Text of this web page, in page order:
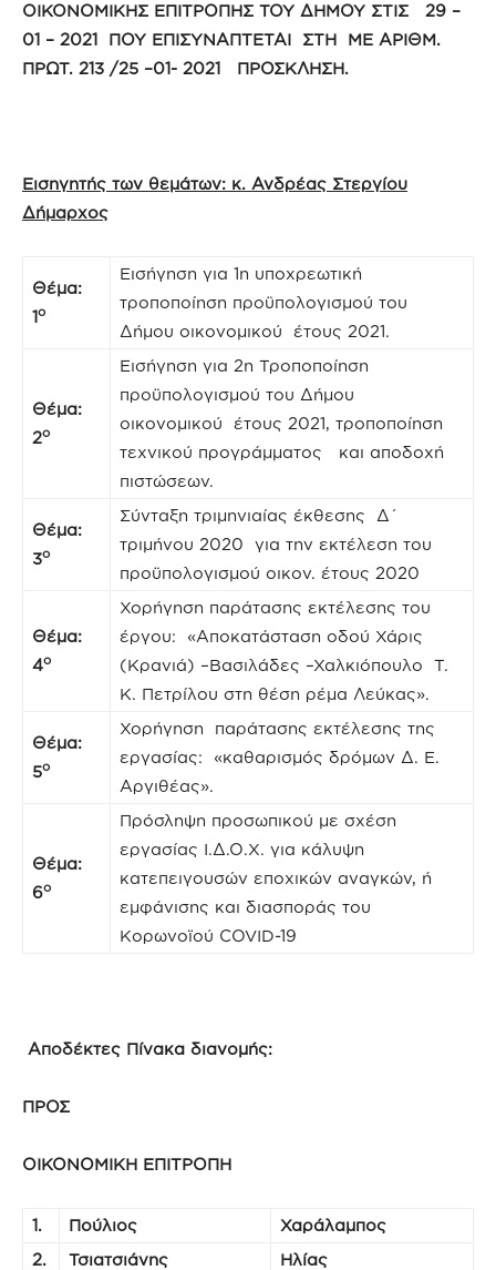
ΟΙΚΟΝΟΜΙΚΗΣ ΕΠΙΤΡΟΠΗΣ ΤΟΥ ΔΗΜΟΥ ΣΤΙΣ 29 –
01 – 2021 ΠΟΥ ΕΠΙΣΥΝΑΠΤΕΤΑΙ ΣΤΗ ΜΕ ΑΡΙΘΜ.
ΠΡΩΤ. 213 /25 –01- 2021 ΠΡΟΣΚΛΗΣΗ.
Εισηγητής των θεμάτων: κ. Ανδρέας Στεργίου
Δήμαρχος
Θέμα:
1ο
Εισήγηση για 1η υποχρεωτική
τροποποίηση προϋπολογισμού του
Δήμου οικονομικού έτους 2021.
Θέμα:
2ο
Εισήγηση για 2η Τροποποίηση
προϋπολογισμού του Δήμου
οικονομικού έτους 2021, τροποποίηση
τεχνικού προγράμματος και αποδοχή
πιστώσεων.
Θέμα:
3ο
Σύνταξη τριμηνιαίας έκθεσης Δ΄
τριμήνου 2020 για την εκτέλεση του
προϋπολογισμού οικον. έτους 2020
Θέμα:
4ο
Χορήγηση παράτασης εκτέλεσης του
έργου: «Αποκατάσταση οδού Χάρις
(Κρανιά) –Βασιλάδες –Χαλκιόπουλο Τ.
Κ. Πετρίλου στη θέση ρέμα Λεύκας».
Θέμα:
5ο
Χορήγηση παράτασης εκτέλεσης της
εργασίας: «καθαρισμός δρόμων Δ. Ε.
Αργιθέας».
Θέμα:
6ο
Πρόσληψη προσωπικού με σχέση
εργασίας Ι.Δ.Ο.Χ. για κάλυψη
κατεπειγουσών εποχικών αναγκών, ή
εμφάνισης και διασποράς του
Κορωνοϊού COVID-19
Αποδέκτες Πίνακα διανομής:
ΠΡΟΣ
ΟΙΚΟΝΟΜΙΚΗ ΕΠΙΤΡΟΠΗ
1. Πούλιος
Χαράλαμπος
2.
Τσιατσιάνης Ηλίας